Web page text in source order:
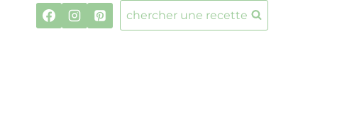
chercher une recette